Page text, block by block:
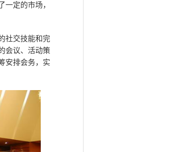
定的市场，
社交技能和完
会议、活动策
安排会务，实